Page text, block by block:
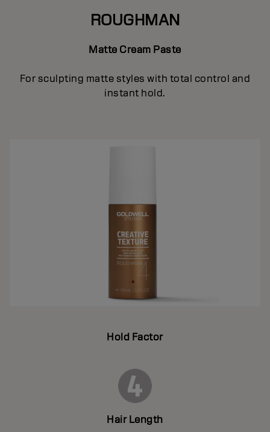
ROUGHMAN
Matte Cream Paste
For sculpting matte styles with total control and
instant hold.
Hold Factor
Hair Length